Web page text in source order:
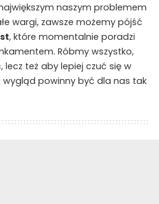
naszym problemem
wargi, zawsze możemy pójść
, które momentalnie poradzi
Róbmy wszystko,
też aby lepiej czuć się w
wygląd powinny być dla nas tak